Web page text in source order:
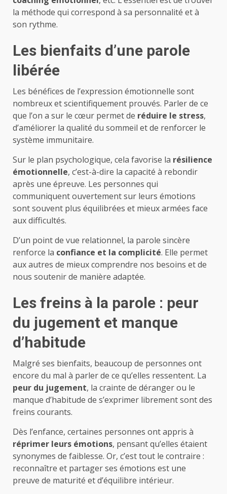
la méthode qui correspond à sa personnalité et à
son rythme.
Les bienfaits d’une parole
libérée
Les bénéfices de l’expression émotionnelle sont
nombreux et scientifiquement prouvés. Parler de ce
que l’on a sur le cœur permet de réduire le stress,
d’améliorer la qualité du sommeil et de renforcer le
système immunitaire.
Sur le plan psychologique, cela favorise la résilience
émotionnelle, c’est-à-dire la capacité à rebondir
après une épreuve. Les personnes qui
communiquent ouvertement sur leurs émotions
sont souvent plus équilibrées et mieux armées face
aux difficultés.
D’un point de vue relationnel, la parole sincère
renforce la confiance et la complicité. Elle permet
aux autres de mieux comprendre nos besoins et de
nous soutenir de manière adaptée.
Les freins à la parole : peur
du jugement et manque
d’habitude
Malgré ses bienfaits, beaucoup de personnes ont
encore du mal à parler de ce qu’elles ressentent. La
peur du jugement, la crainte de déranger ou le
manque d’habitude de s’exprimer librement sont des
freins courants.
Dès l’enfance, certaines personnes ont appris à
réprimer leurs émotions, pensant qu’elles étaient
synonymes de faiblesse. Or, c’est tout le contraire :
reconnaître et partager ses émotions est une
preuve de maturité et d’équilibre intérieur.